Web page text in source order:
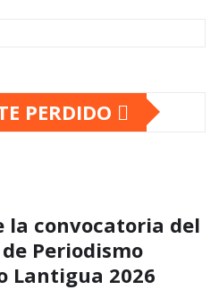
PERDIDO
la convocatoria del
Periodismo
Lantigua 2026